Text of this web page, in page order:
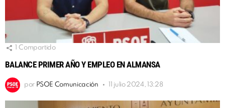
Compartido
BALANCE PRIMER AÑO Y EMPLEO EN ALMANSA
por PSOE Comunicación 11 julio 2024, 13:28